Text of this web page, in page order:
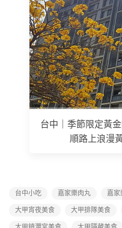
台中｜季節限定黃
順路上浪漫
台中小吃 嘉家樂肉丸 嘉家
大甲宵夜美食 大甲排隊美食